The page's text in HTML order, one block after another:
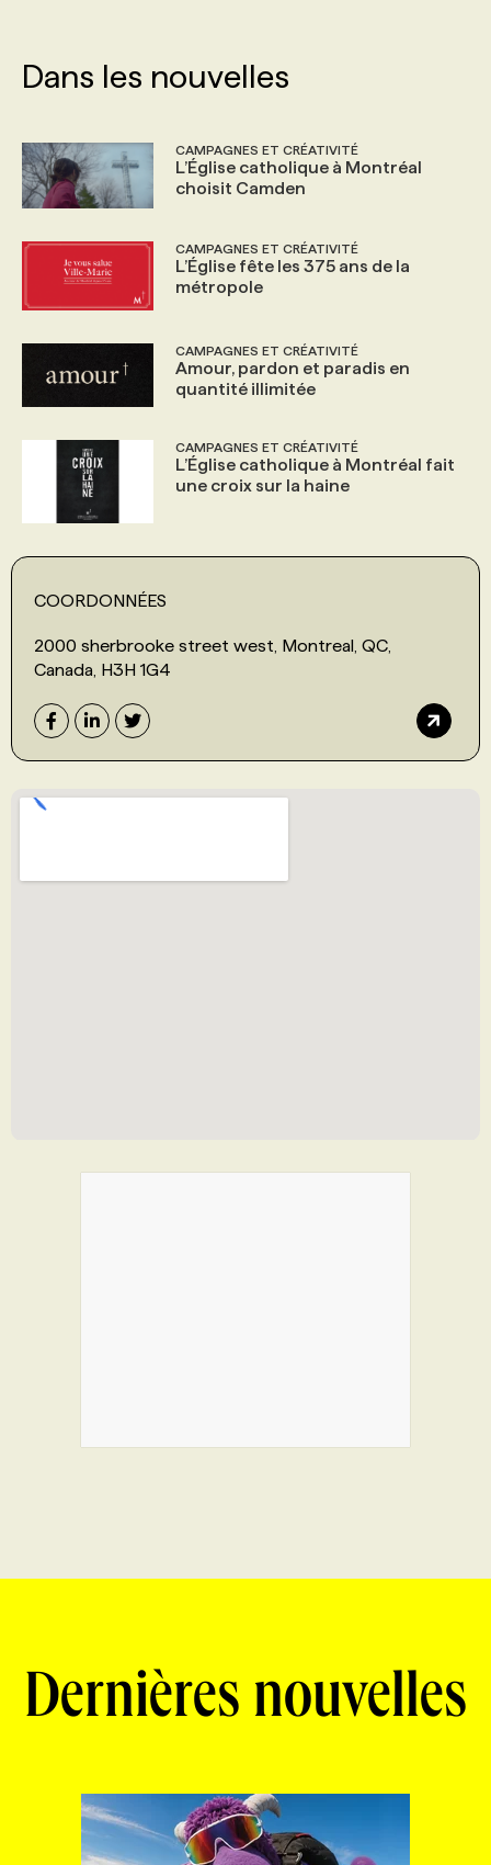
Dans les nouvelles
CAMPAGNES ET CRÉATIVITÉ
L’Église catholique à Montréal
choisit Camden
CAMPAGNES ET CRÉATIVITÉ
L’Église fête les 375 ans de la
métropole
CAMPAGNES ET CRÉATIVITÉ
Amour, pardon et paradis en
quantité illimitée
CAMPAGNES ET CRÉATIVITÉ
L’Église catholique à Montréal fait
une croix sur la haine
COORDONNÉES
2000 sherbrooke street west, Montreal, QC,
Canada, H3H 1G4
Dernières nouvelles